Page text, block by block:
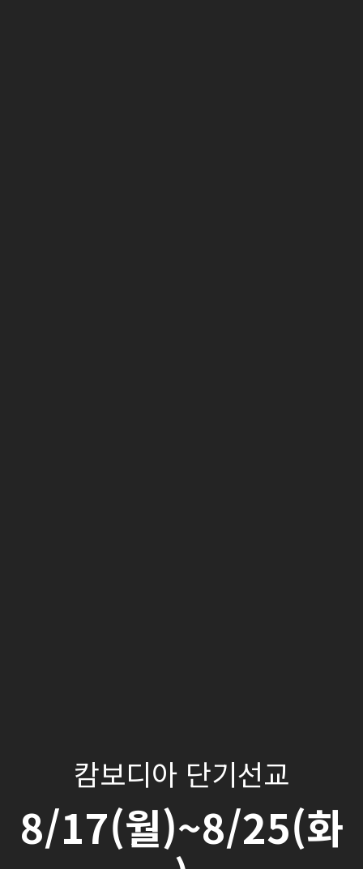
캄보디아 단기선교
8/17(월)~8/25(화